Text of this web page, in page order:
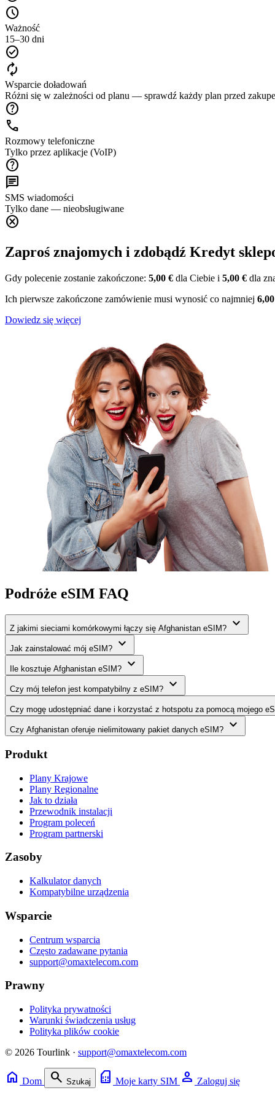
schedule
Ważność
15–30 dni
check_circle
autorenew
Wsparcie doładowań
Różni się w zależności od planu — sprawdź każdy plan przed
help
call
Rozmowy telefoniczne
Tylko przez aplikacje (VoIP)
help
chat
SMS wiadomości
Tylko dane — nieobsługiwane
cancel
Zaproś znajomych i zdobądź Kredyt
Gdy polecenie zostanie zakończone: 5,00 € dla Ciebie i 5,00 € dla
Ich pierwsze zakończone zamówienie musi wynosić co najmniej
Dowiedz się więcej
Podróże eSIM FAQ
Z jakimi sieciami komórkowymi łączy się Afghanistan eSIM? expand_more
Jak zainstalować mój eSIM? expand_more
Ile kosztuje Afghanistan eSIM? expand_more
Czy mój telefon jest kompatybilny z eSIM? expand_more
Czy mogę udostępniać dane i korzystać z hotspotu za pomocą mojego
Czy Afghanistan oferuje nielimitowany pakiet danych eSIM? expand_more
Produkt
Plany Krajowe
Plany Regionalne
Jak to działa
Przewodnik instalacji
Program poleceń
Program partnerski
Zasoby
Kalkulator danych
Kompatybilne urządzenia
Wsparcie
Centrum wsparcia
Często zadawane pytania
support@omaxtelecom.com
Prawny
Polityka prywatności
Warunki świadczenia usług
Polityka plików cookie
© 2026 Tourlink · support@omaxtelecom.com
home Dom search Szukaj sim_card Moje karty SIM person Zaloguj się